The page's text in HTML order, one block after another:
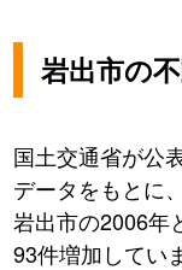
岩出市の
国土交通省が公
データをもとに
岩出市の2006年
93件増加してい